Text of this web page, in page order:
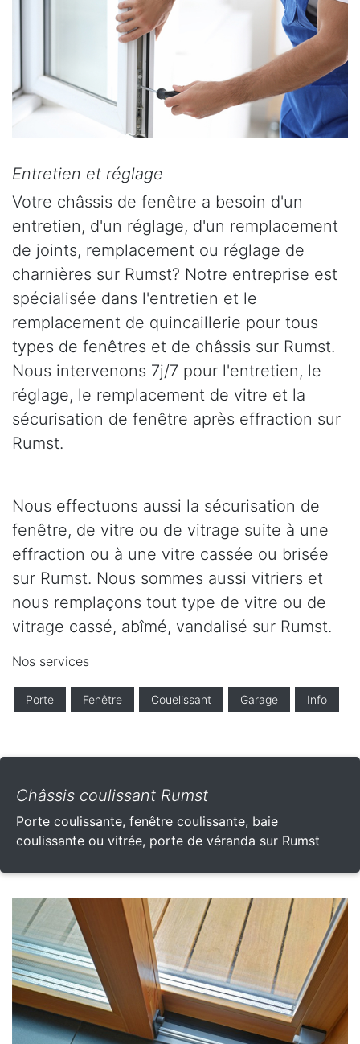
Entretien et réglage
Votre châssis de fenêtre a besoin d'un
entretien, d'un réglage, d'un remplacement
de joints, remplacement ou réglage de
charnières sur Rumst? Notre entreprise est
spécialisée dans l'entretien et le
remplacement de quincaillerie pour tous
types de fenêtres et de châssis sur Rumst.
Nous intervenons 7j/7 pour l'entretien, le
réglage, le remplacement de vitre et la
sécurisation de fenêtre après effraction sur
Rumst.
Nous effectuons aussi la sécurisation de
fenêtre, de vitre ou de vitrage suite à une
effraction ou à une vitre cassée ou brisée
sur Rumst. Nous sommes aussi vitriers et
nous remplaçons tout type de vitre ou de
vitrage cassé, abîmé, vandalisé sur Rumst.
Nos services
Porte Fenêtre Couelissant Garage Info
Châssis coulissant Rumst
Porte coulissante, fenêtre coulissante, baie
coulissante ou vitrée, porte de véranda sur Rumst